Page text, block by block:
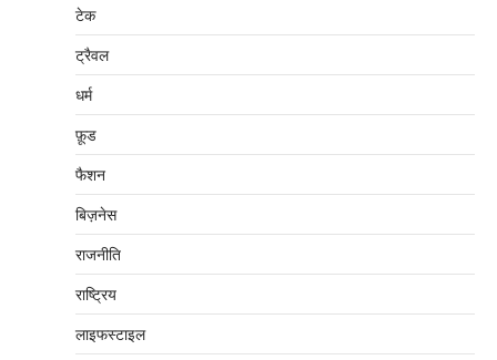
टेक
ट्रैवल
धर्म
फ़ूड
फैशन
बिज़नेस
राजनीति
राष्ट्रिय
लाइफस्टाइल